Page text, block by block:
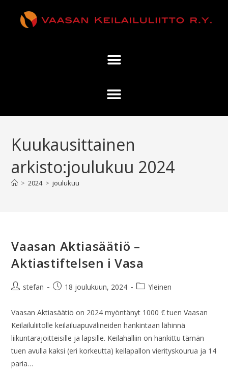
Kuukausittainen
arkisto:joulukuu 2024
> 2024 > joulukuu
Vaasan Aktiasäätiö –
Aktiastiftelsen i Vasa
stefan 18 joulukuun, 2024 Yleinen
Vaasan Aktiasäätiö on 2024 myöntänyt 1000 € tuen Vaasan
Keilailuliitolle keilailuapuvälineiden hankintaan lähinnä
liikuntarajoitteisille ja lapsille. Keilahalliin on hankittu tämän
tuen avulla kaksi (eri korkeutta) keilapallon vierityskourua ja 14
paria…